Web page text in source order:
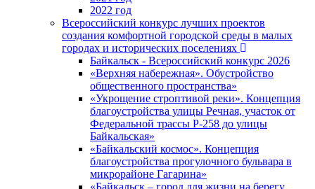
2022 год
Всероссийский конкурс лучших проектов
создания комфортной городской среды в малых
городах и исторических поселениях
Байкальск - Всероссийский конкурс 2026
«Верхняя набережная». Обустройство
общественного пространства»
«Укрощение строптивой реки». Концепция
благоустройства улицы Речная, участок от
Федеральной трассы Р-258 до улицы
Байкальская»
«Байкальский космос». Концепция
благоустройства прогулочного бульвара в
микрорайоне Гагарина»
«Байкальск – город для жизни на берегу